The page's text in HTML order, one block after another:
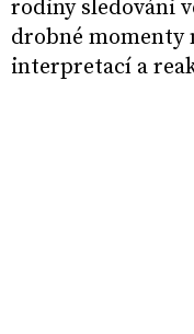
rodiny sledováni
drobné momenty
interpretací a